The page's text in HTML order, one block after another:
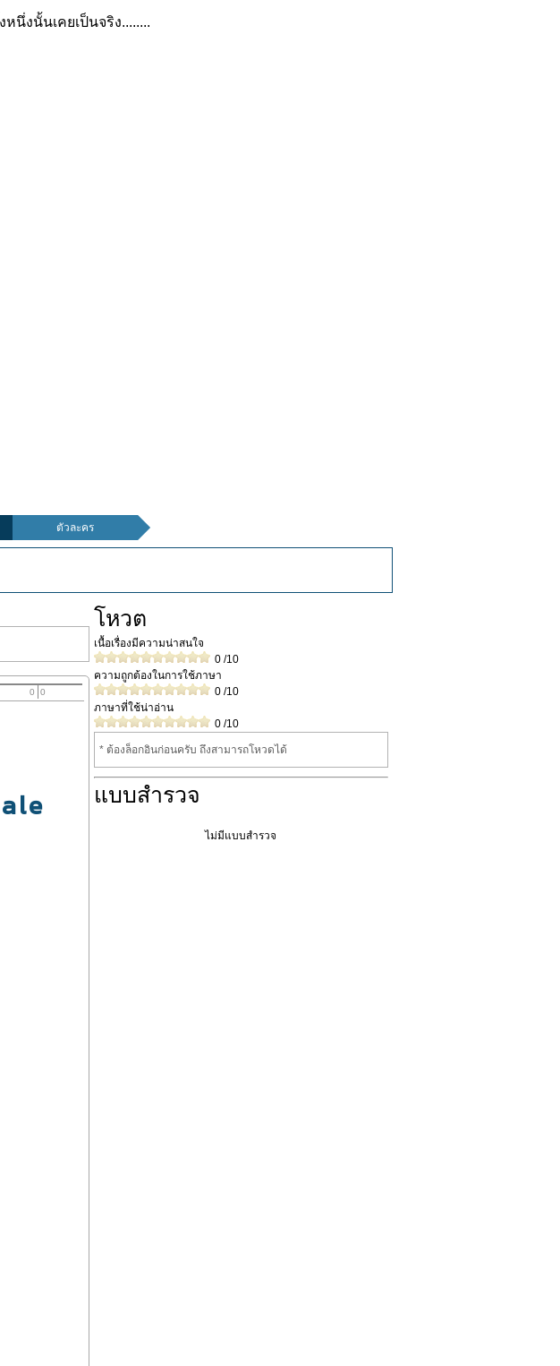
นึ่งนั้นเคยเป็นจริง........
ตัวละคร
0 0
โหวต
เนื้อเรื่องมีความน่าสนใจ
0/10
ความถูกต้องในการใช้ภาษา
0/10
ภาษาที่ใช้น่าอ่าน
0/10
* ต้องล็อกอินก่อนครับ ถึงสามารถโหวดได้
แบบสำรวจ
ไม่มีแบบสำรวจ